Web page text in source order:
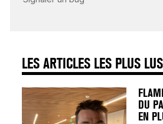
LES ARTICLES LES PLUS LUS
DU
EN